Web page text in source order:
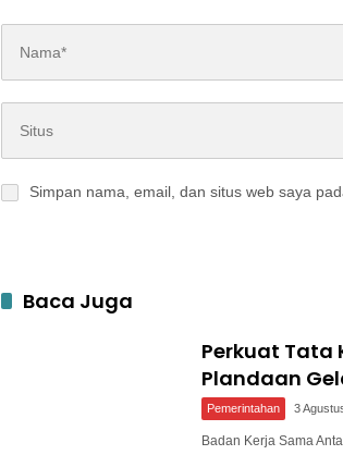
Simpan nama, email, dan situs web saya
Baca Juga
Perkuat Tata
Plandaan
Pemerintahan 3
Badan Kerja Sama